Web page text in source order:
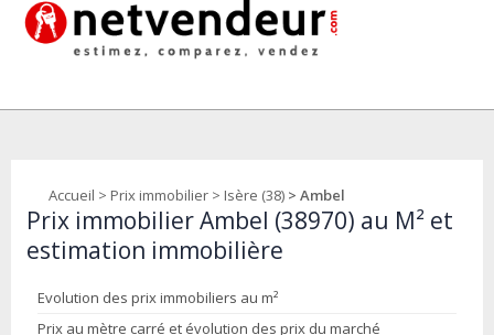
Accueil > Prix immobilier > Isère (38) > Ambel
Prix immobilier Ambel (38970) au M² et
estimation immobilière
Evolution des prix immobiliers au m²
Prix au mètre carré et évolution des prix du marché